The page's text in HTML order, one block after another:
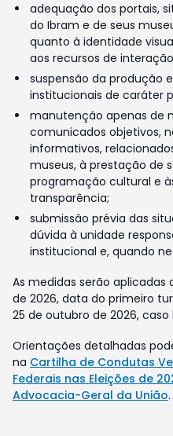
adequação dos portais,
do Ibram e de seus
quanto à identidade
aos recursos de
suspensão da produção
institucionais de caráter
manutenção apenas de
comunicados objetivos,
informativos,
museus, à prestação de
programação cultural e
transparência;
submissão prévia das
dúvida à unidade
institucional e, quando
As medidas serão
de 2026, data do primeiro
25 de outubro de 2026,
Orientações detalhadas
na Cartilha de Condutas
Federais nas Eleições de
Advocacia-Geral da União.